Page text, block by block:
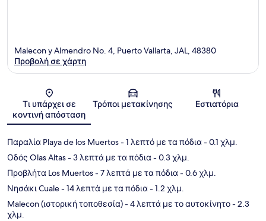
Χάρτης
Malecon y Almendro No. 4, Puerto Vallarta, JAL, 48380
Προβολή σε χάρτη
Τι υπάρχει σε
κοντινή απόσταση
Τρόποι μετακίνησης Εστιατόρια
Παραλία Playa de los Muertos- 1 λεπτό με τα πόδια- 0.1 χλμ.
Οδός Olas Altas- 3 λεπτά με τα πόδια- 0.3 χλμ.
Προβλήτα Los Muertos- 7 λεπτά με τα πόδια- 0.6 χλμ.
Νησάκι Cuale- 14 λεπτά με τα πόδια- 1.2 χλμ.
Malecon (ιστορική τοποθεσία)- 4 λεπτά με το αυτοκίνητο- 2.3
χλμ.